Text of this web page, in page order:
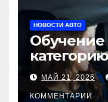
НОВОСТИ АВТО
Обучение
дляМАЙ 21, 2026
КОММЕНТАРИИ